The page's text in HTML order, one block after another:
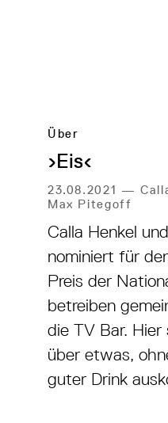
Über
›Eis‹
23.08.2021 —
Max Pitegoff
Calla Henkel
nominiert für
Preis der
betreiben
die TV Bar. Hier
über etwas,
guter Drink